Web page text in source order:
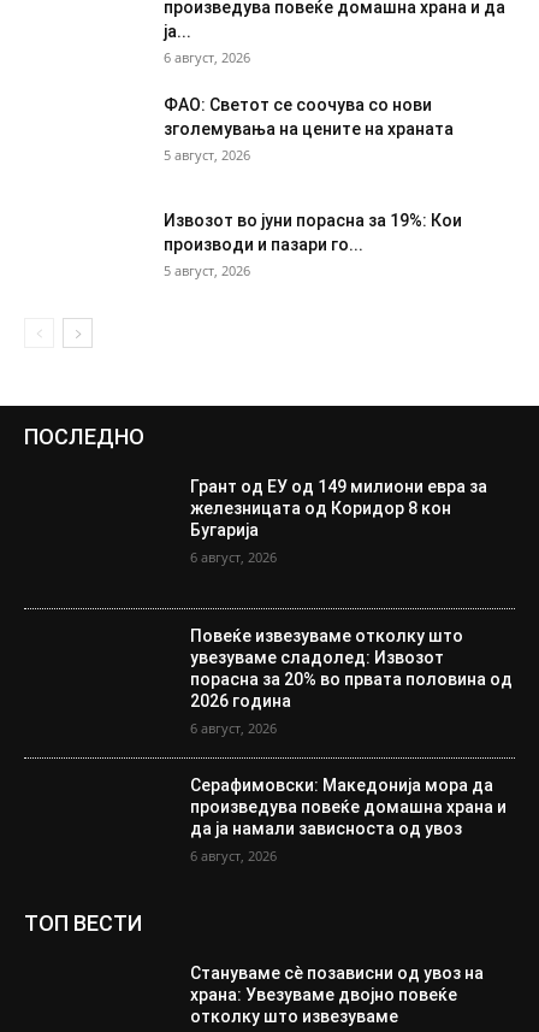
произведува повеќе домашна храна и да
ја...
6 август, 2026
ФАО: Светот се соочува со нови
зголемувања на цените на храната
5 август, 2026
Извозот во јуни порасна за 19%: Кои
производи и пазари го...
5 август, 2026
ПОСЛЕДНО
Грант од ЕУ од 149 милиони евра за
железницата од Коридор 8 кон
Бугарија
6 август, 2026
Повеќе извезуваме отколку што
увезуваме сладолед: Извозот
порасна за 20% во првата половина од
2026 година
6 август, 2026
Серафимовски: Македонија мора да
произведува повеќе домашна храна и
да ја намали зависноста од увоз
6 август, 2026
ТОП ВЕСТИ
Стануваме сè позависни од увоз на
храна: Увезуваме двојно повеќе
отколку што извезуваме